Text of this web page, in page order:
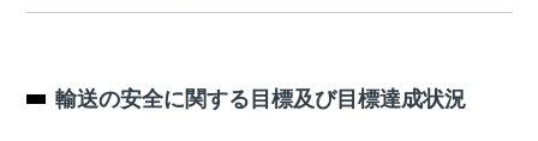
輸送の安全に関する目標及び目標達成状況